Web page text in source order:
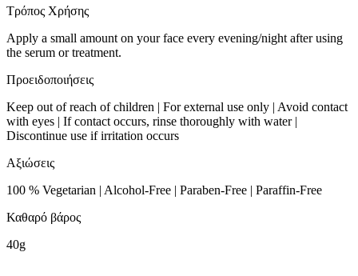
Τρόπος Χρήσης
Apply a small amount on your face every evening/night after using
the serum or treatment.
Προειδοποιήσεις
Keep out of reach of children | For external use only | Avoid contact
with eyes | If contact occurs, rinse thoroughly with water |
Discontinue use if irritation occurs
Αξιώσεις
100 % Vegetarian | Alcohol-Free | Paraben-Free | Paraffin-Free
Καθαρό βάρος
40g